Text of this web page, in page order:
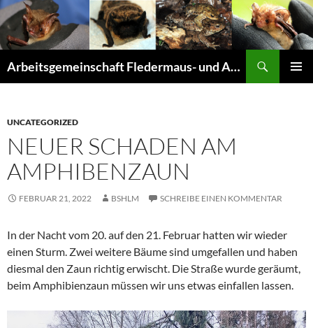
Arbeitsgemeinschaft Fledermaus- und Amphibienschutz Seligenstadt und Mainhausen
UNCATEGORIZED
NEUER SCHADEN AM
AMPHIBENZAUN
FEBRUAR 21, 2022 BSHLM SCHREIBE EINEN KOMMENTAR
In der Nacht vom 20. auf den 21. Februar hatten wir wieder
einen Sturm. Zwei weitere Bäume sind umgefallen und haben
diesmal den Zaun richtig erwischt. Die Straße wurde geräumt,
beim Amphibienzaun müssen wir uns etwas einfallen lassen.